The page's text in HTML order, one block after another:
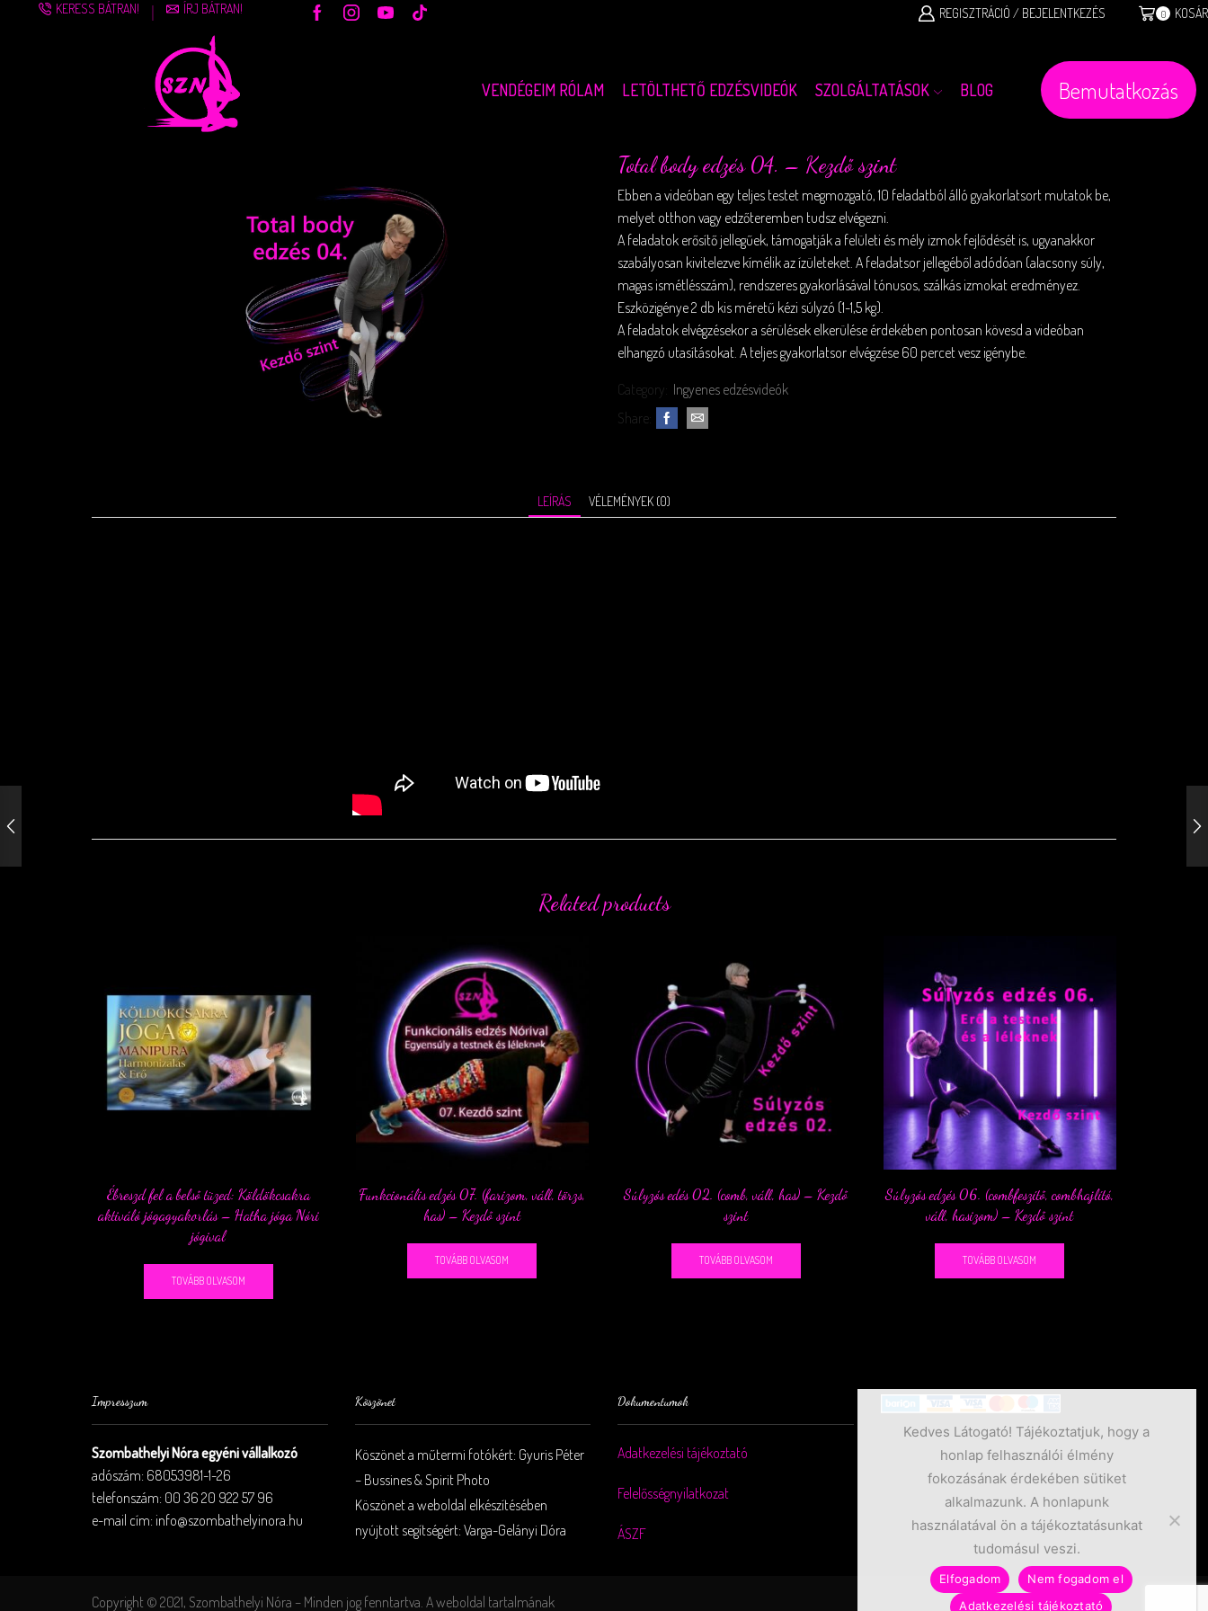
KERESS BÁTRAN! ÍRJ BÁTRAN! REGISZTRÁCIÓ / BEJELENTKEZÉS 0 KOSÁR
VENDÉGEIM RÓLAM LETÖLTHETŐ EDZÉSVIDEÓK SZOLGÁLTATÁSOK BLOG Bemutatkozás
Total body edzés 04. – Kezdő szint
Ebben a videóban egy teljes testet megmozgató, 10 feladatból álló gyakorlatsort mutatok be,
melyet otthon vagy edzőteremben tudsz elvégezni.
A feladatok erősítő jellegűek, támogatják a felületi és mély izmok fejlődését is, ugyanakkor
szabályosan kivitelezve kímélik az ízületeket. A feladatsor jellegéből adódóan (alacsony súly,
magas ismétlésszám), rendszeres gyakorlásával tónusos, szálkás izmokat eredményez.
Eszközigénye 2 db kis méretű kézi súlyzó (1-1,5 kg).
A feladatok elvégzésekor a sérülések elkerülése érdekében pontosan kövesd a videóban
elhangzó utasításokat. A teljes gyakorlatsor elvégzése 60 percet vesz igénybe.
Category: Ingyenes edzésvideók
Share:
LEÍRÁS VÉLEMÉNYEK (0)
Related products
Ébreszd fel a belső tüzed: Köldökcsakra
aktiváló jógagyakorlás – Hatha jóga Nóri
jógival
TOVÁBB OLVASOM
Funkcionális edzés 07. (farizom, váll, törzs,
has) – Kezdő szint
TOVÁBB OLVASOM
Súlyzós edés 02. (comb, váll, has) – Kezdő
szint
TOVÁBB OLVASOM
Súlyzós edzés 06. (combfeszítő, combhajlító,
váll, hasizom) – Kezdő szint
TOVÁBB OLVASOM
Impresszum
Szombathelyi Nóra egyéni vállalkozó
adószám: 68053981-1-26
telefonszám: 00 36 20 922 57 96
e-mail cím: info@szombathelyinora.hu
Köszönet
Köszönet a műtermi fotókért: Gyuris Péter
– Bussines & Spirit Photo
Köszönet a weboldal elkészítésében
nyújtott segítségért: Varga-Gelányi Dóra
Dokumentumok
Adatkezelési tájékoztató
Felelősségnyilatkozat
ÁSZF
Copyright © 2021, Szombathelyi Nóra – Minden jog fenntartva. A weboldal tartalmának
Kedves Látogató! Tájékoztatjuk, hogy a
honlap felhasználói élmény
fokozásának érdekében sütiket
alkalmazunk. A honlapunk
használatával ön a tájékoztatásunkat
tudomásul veszi.
Elfogadom
Nem fogadom el
Adatkezelési tájékoztató